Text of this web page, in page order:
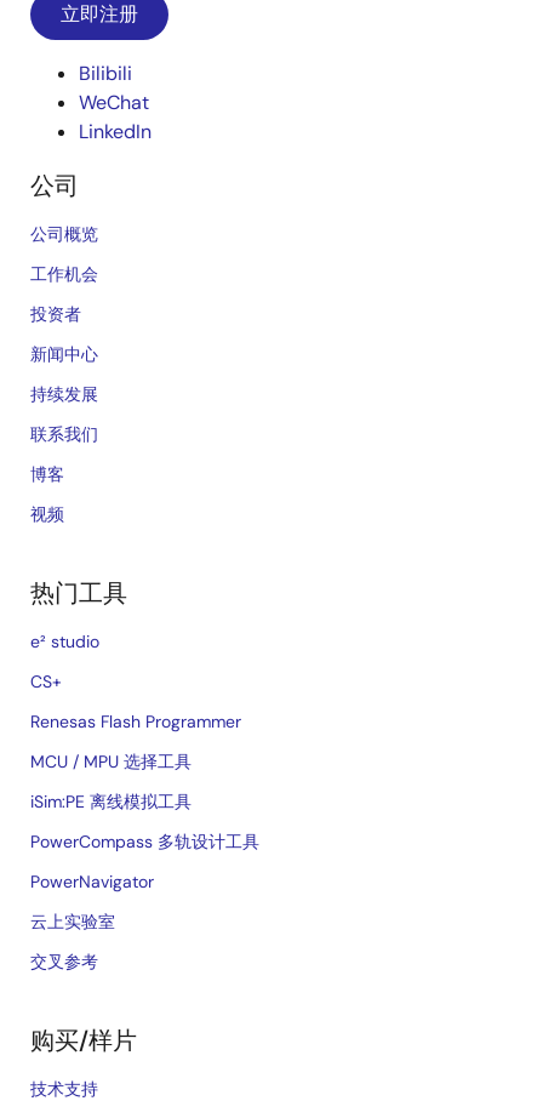
立即注册
Bilibili
WeChat
LinkedIn
公司
公司概览
工作机会
投资者
新闻中心
持续发展
联系我们
博客
视频
热门工具
e² studio
CS+
Renesas Flash Programmer
MCU / MPU 选择工具
iSim:PE 离线模拟工具
PowerCompass 多轨设计工具
PowerNavigator
云上实验室
交叉参考
购买/样片
技术支持